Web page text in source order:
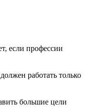
если профессии
работать только
большие цели